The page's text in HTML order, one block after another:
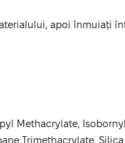
apoi înmuiați
Methacrylate,
Trimethacrylate,